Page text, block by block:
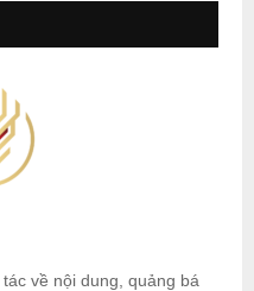
về nội dung, quảng bá